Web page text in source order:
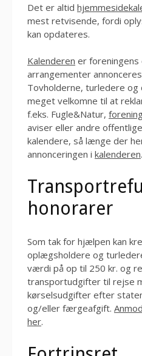
Det er altid
mest retvisende, fordi
kan opdateres.
Kalenderen er foreningens
arrangementer
Tovholderne, turledere
meget velkomne til at
f.eks. Fugle&Natur,
aviser eller andre
kalendere, så længe der
annonceringen i kalenderen.
honorarer
Som tak for hjælpen kan
oplægsholdere og
værdi på op til 250 kr. og
transportudgifter til rejse
kørselsudgifter efter
og/eller færgeafgift.
her.